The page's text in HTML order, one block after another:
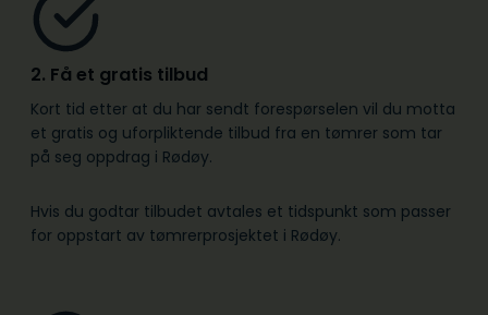
2. Få et gratis tilbud
Kort tid etter at du har sendt forespørselen vil du motta
et gratis og uforpliktende tilbud fra en tømrer som tar
på seg oppdrag i Rødøy.
Hvis du godtar tilbudet avtales et tidspunkt som passer
for oppstart av tømrerprosjektet i Rødøy.